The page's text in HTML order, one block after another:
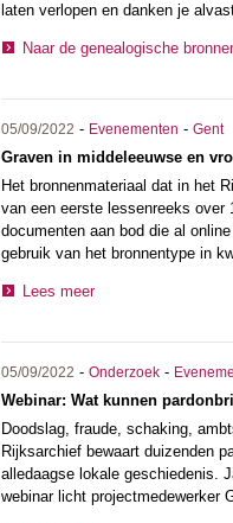
laten verlopen en danken je
Naar de genealogische
05/09/2022 - Evenementen - Gent
Graven in middeleeuwse en
Het bronnenmateriaal dat in het
van een eerste lessenreeks over
documenten aan bod die al
gebruik van het bronnentype in
Lees meer
05/09/2022 - Onderzoek -
Webinar: Wat kunnen
Doodslag, fraude, schaking,
Rijksarchief bewaart duizenden
alledaagse lokale geschiedenis.
webinar licht projectmedewerker